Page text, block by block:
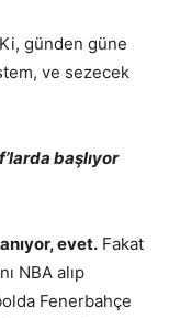
Ki, günden güne
ve sezecek
başlıyor
evet. Fakat
NBA alıp
Fenerbahçe